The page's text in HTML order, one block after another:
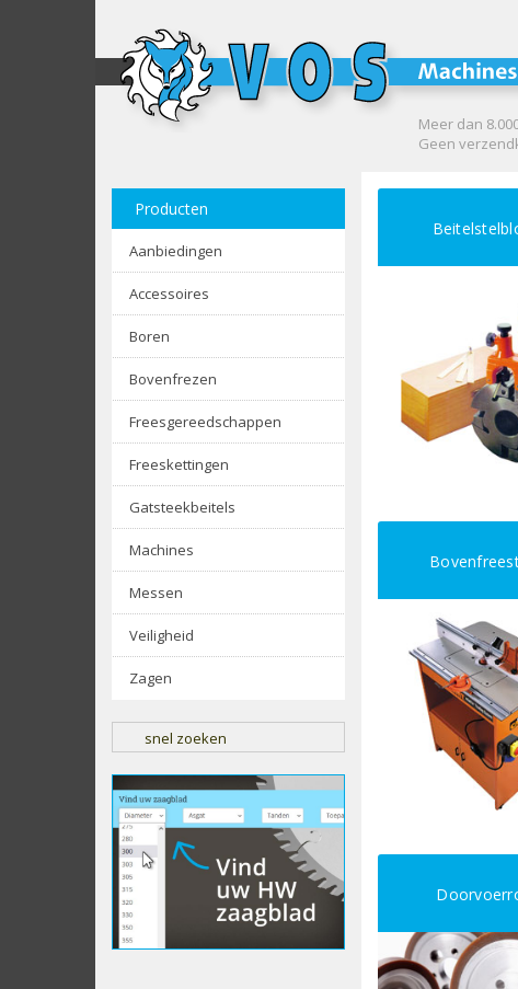
Meer dan
Geen
Producten
Aanbiedingen
Accessoires
Boren
Bovenfrezen
Freesgereedschappen
Freeskettingen
Gatsteekbeitels
Machines
Messen
Veiligheid
Zagen
snel zoeken